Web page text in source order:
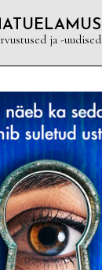
ja -uudised